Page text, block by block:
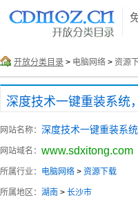
开放分类目录 > 电脑网络 > 资源
网站名称： 深度技术一键重装系
网站域名： www.sdxitong.com
所属行业： 电脑网络 > 资源下载
所属地区： 湖南 > 长沙市